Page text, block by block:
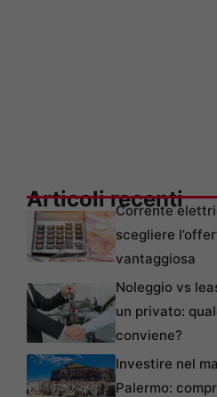
Articoli recenti
Corrente
scegliere
vantaggiosa
Noleggio vs
un privato:
conviene?
Investire nel
Palermo: